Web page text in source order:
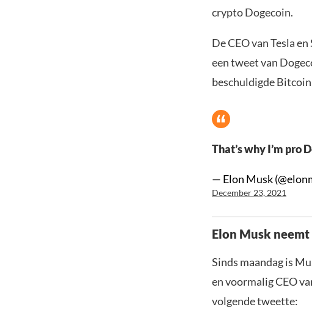
crypto Dogecoin.
De CEO van Tesla
een tweet van
beschuldigde Bitcoin
That’s why I’m pro
— Elon Musk
December 23, 2021
Elon Musk
Sinds maandag is
en voormalig CEO
volgende tweette: